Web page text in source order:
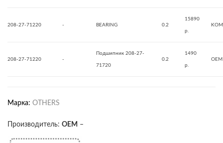
208-27-71220 - BEARING 0.2
15890
р.
208-27-71220 -
Подшипник 208-27-
71720
0.2
1490
р.
OEM
Марка: OTHERS
Производитель: OEM –